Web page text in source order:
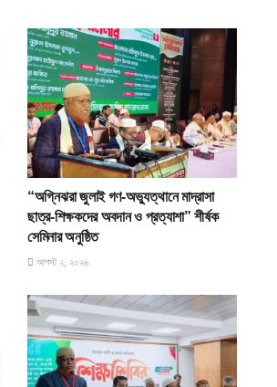
“অগ্নিঝরা জুলাই গণ-অভ্যুত্থানে মাদ্রাসা
ছাত্র-শিক্ষকদের অবদান ও প্রত্যাশা” শীর্ষক
সেমিনার অনুষ্ঠিত
আগস্ট ২, ২০২৬